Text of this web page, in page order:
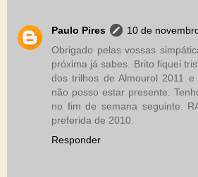
Paulo Pires
10 de
Obrigado pelas vossas
próxima já sabes. Brito fiquei
dos trilhos de Almourol 2011
não posso estar presente.
no fim de semana seguinte.
preferida de 2010.
Responder